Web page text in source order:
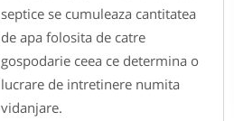
septice se cumuleaza cantitatea
de apa folosita de catre
gospodarie ceea ce determina o
lucrare de intretinere numita
vidanjare.